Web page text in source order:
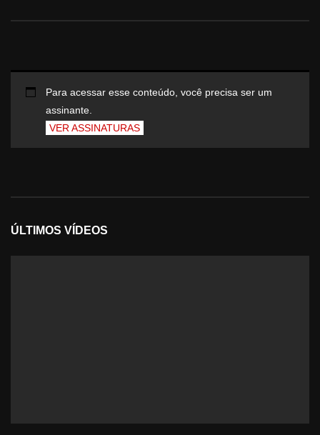
Para acessar esse conteúdo, você precisa ser um
assinante.
VER ASSINATURAS
ÚLTIMOS VÍDEOS